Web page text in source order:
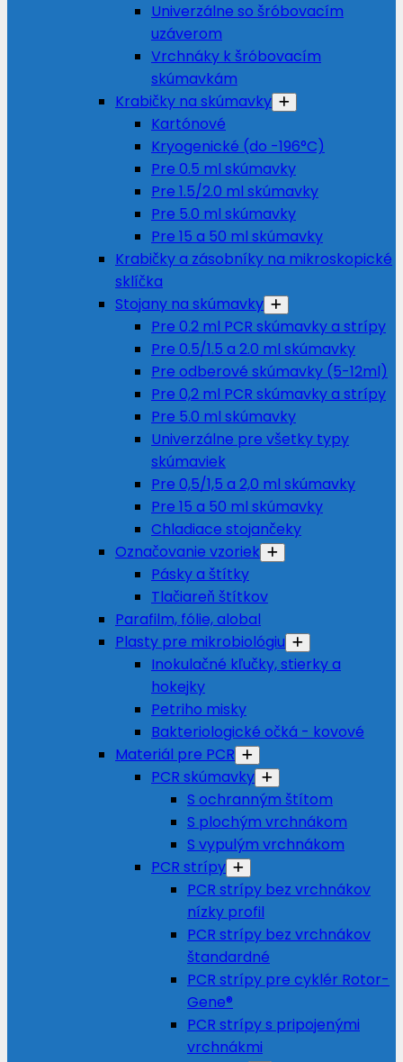
Univerzálne so šróbovacím
uzáverom
Vrchnáky k šróbovacím
skúmavkám
Krabičky na skúmavky
Kartónové
Kryogenické (do -196°C)
Pre 0.5 ml skúmavky
Pre 1.5/2.0 ml skúmavky
Pre 5.0 ml skúmavky
Pre 15 a 50 ml skúmavky
Krabičky a zásobníky na mikroskopické
sklíčka
Stojany na skúmavky
Pre 0.2 ml PCR skúmavky a strípy
Pre 0.5/1.5 a 2.0 ml skúmavky
Pre odberové skúmavky (5-12ml)
Pre 0,2 ml PCR skúmavky a strípy
Pre 5.0 ml skúmavky
Univerzálne pre všetky typy
skúmaviek
Pre 0,5/1,5 a 2,0 ml skúmavky
Pre 15 a 50 ml skúmavky
Chladiace stojančeky
Označovanie vzoriek
Pásky a štítky
Tlačiareň štítkov
Parafilm, fólie, alobal
Plasty pre mikrobiológiu
Inokulačné kľučky, stierky a
hokejky
Petriho misky
Bakteriologické očká - kovové
Materiál pre PCR
PCR skúmavky
S ochranným štítom
S plochým vrchnákom
S vypulým vrchnákom
PCR strípy
PCR strípy bez vrchnákov
nízky profil
PCR strípy bez vrchnákov
štandardné
PCR strípy pre cyklér Rotor-
Gene®
PCR strípy s pripojenými
vrchnákmi